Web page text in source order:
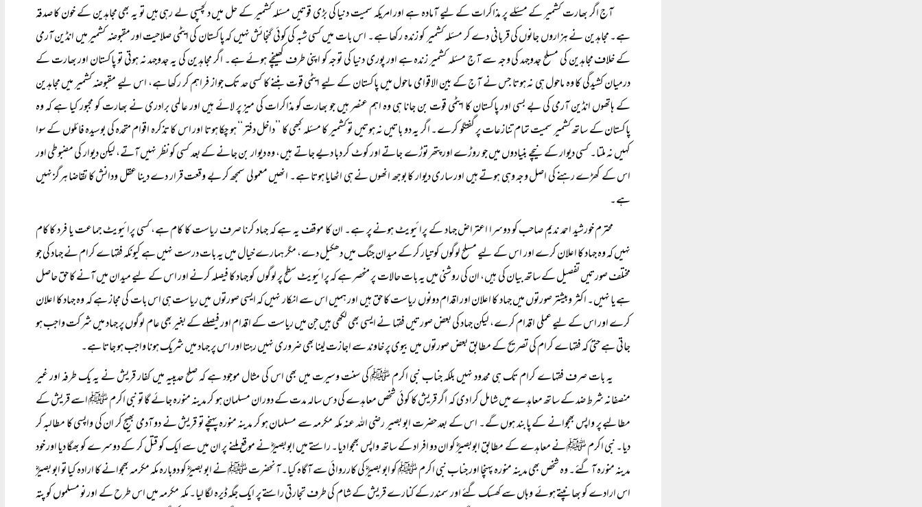
آج اگر بھارت کشمیر کے مسئلے پر مذاکرات کے لیے آمادہ ہے اور امریکہ سمیت دنیا کی بڑی قوتیں مسئلہ کشمیر کے حل میں دلچسپی لے رہی ہیں تو یہ بھی مجاہدین کے خون کا صدقہ
ہے۔ مجاہدین نے ہزاروں جانوں کی قربانی دے کر مسئلہ کشمیر کو زندہ رکھا ہے۔ اس بات میں کسی شبہ کی کوئی گنجائش نہیں کہ پاکستان کی ایٹمی صلاحیت اور مقبوضہ کشمیر میں انڈین آرمی
کے خلاف مجاہدین کی مسلح جدوجہد کی وجہ سے آج مسئلہ کشمیر زندہ ہے اور پوری دنیا کی توجہ کو اپنی طرف کھینچے ہوئے ہے۔ اگر مجاہدین کی یہ جدوجہد نہ ہوتی تو پاکستان اور بھارت کے
درمیان کشیدگی کا وہ ماحول ہی نہ ہوتا جس نے آج کے بین الاقوامی ماحول میں پاکستان کے لیے ایٹمی قوت بننے کا کسی حد تک جواز فراہم کر رکھا ہے، اس لیے مقبوضہ کشمیر میں مجاہدین
کے ہاتھوں انڈین آرمی کی بے بسی اور پاکستان کا ایٹمی قوت بن جانا ہی وہ اہم عنصر ہیں جو بھارت کو مذاکرات کی میز پر لائے ہیں اور عالمی برادری نے بھارت کو مجبور کیا ہے کہ وہ
پاکستان کے ساتھ کشمیر سمیت تمام تنازعات پر گفتگو کرے۔ اگر یہ دو باتیں نہ ہوتیں تو کشمیر کا مسئلہ کبھی کا ’’داخل دفتر‘‘ ہو چکا ہوتا اور اس کا تذکرہ اقوام متحدہ کی بوسیدہ فائلوں کے سوا
کہیں نہ ملتا۔ کسی دیوار کے نیچے بنیادوں میں جو روڑے اور پتھر توڑے جاتے اور کوٹ کر دبا دیے جاتے ہیں، وہ دیوار بن جانے کے بعد کسی کو نظر نہیں آتے، لیکن دیوار کی مضبوطی اور
اس کے کھڑے رہنے کی اصل وجہ وہی ہوتے ہیں اور ساری دیوار کا بوجھ انھوں نے ہی اٹھایا ہوتا ہے۔ انھیں معمولی سمجھ کر بے وقعت قرار دے دینا عقل ودانش کا تقاضا ہرگز نہیں
ہے۔
محترم خورشید احمد ندیم صاحب کو دوسرا اعتراض جہاد کے پرائیویٹ ہونے پر ہے۔ ان کا موقف یہ ہے کہ جہاد کرنا صرف ریاست کا کام ہے، کسی پرائیویٹ جماعت یا فرد کا کام
نہیں کہ وہ جہاد کا اعلان کرے اور اس کے لیے مسلح لوگوں کو تیار کر کے میدان جنگ میں دھکیل دے، مگر ہمارے خیال میں یہ بات درست نہیں ہے کیونکہ فقہاے کرام نے جہاد کی جو
مختلف صورتیں تفصیل کے ساتھ بیان کی ہیں، ان کی روشنی میں یہ بات حالات پر منحصر ہے کہ پرائیویٹ سطح پر لوگوں کو جہاد کا فیصلہ کرنے اور اس کے لیے میدان میں آنے کا حق حاصل
ہے یا نہیں۔ اکثر وبیشتر صورتوں میں جہاد کا اعلان اور اقدام دونوں ریاست کا حق ہیں اور ہمیں اس سے انکار نہیں کہ ایسی صورتوں میں ریاست ہی اس بات کی مجاز ہے کہ وہ جہاد کا اعلان
کرے اور اس کے لیے عملی اقدام کرے، لیکن جہاد کی بعض صورتیں فقہا نے ایسی بھی لکھی ہیں جن میں ریاست کے اقدام اور فیصلے کے بغیر بھی عام لوگوں پر جہاد میں شرکت واجب ہو
جاتی ہے حتیٰ کہ فقہاے کرام کی تصریح کے مطابق بعض صورتوں میں بیوی پر خاوند سے اجازت لینا بھی ضروری نہیں رہتا اور اس پر جہاد میں شریک ہونا واجب ہو جاتا ہے۔
یہ بات صرف فقہاے کرام تک ہی محدود نہیں بلکہ جناب نبی اکرم ﷺ کی سنت وسیرت میں بھی اس کی مثال موجود ہے کہ صلح حدیبیہ میں کفار قریش نے یہ یک طرفہ اور غیر
منصفانہ شرط ضد کے ساتھ معاہدے میں شامل کرا دی کہ اگر قریش کا کوئی شخص معاہدے کی دس سالہ مدت کے دوران مسلمان ہو کر مدینہ منورہ جائے گا تو نبی اکرم ﷺ اسے قریش کے
مطالبے پر واپس بھجوانے کے پابند ہوں گے۔ اس کے بعد حضرت ابو بصیر رضی اللہ عنہ مکہ مکرمہ سے مسلمان ہو کر مدینہ منورہ پہنچے تو قریش نے دو آدمی بھیج کر ان کی واپسی کا مطالبہ کر
دیا۔ نبی اکرم ﷺ نے معاہدے کے مطابق ابوبصیرؓ کو ان دو افراد کے ساتھ واپس بھجوا دیا۔ راستے میں ابوبصیرؓ نے موقع ملنے پر ان میں سے ایک کو قتل کر کے دوسرے کو بھگا دیا اور خود
مدینہ منورہ آ گئے۔ وہ شخص بھی مدینہ منورہ پہنچا اور جناب نبی اکرم ﷺ کو ابو بصیرؓ کی کارروائی سے آگاہ کیا۔ آنحضرت ﷺ نے ابو بصیرؓ کو دوبارہ مکہ مکرمہ بھجوانے کا ارادہ کیا تو ابو بصیرؓ
اس ارادے کو بھانپتے ہوئے وہاں سے کھسک گئے اور سمندر کے کنارے قریش کے شام کی طرف تجارتی راستے پر ایک جگہ ڈیرہ لگا لیا۔ مکہ مکرمہ میں اس طرح کے اور نو مسلموں کو پتہ